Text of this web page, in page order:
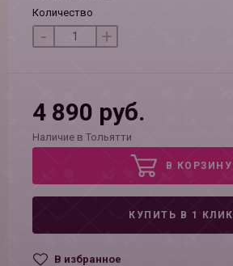
Количество
- +
4 890 руб.
Наличие в Тольятти
В КОРЗИНУ
КУПИТЬ В 1 КЛИК
В избранное